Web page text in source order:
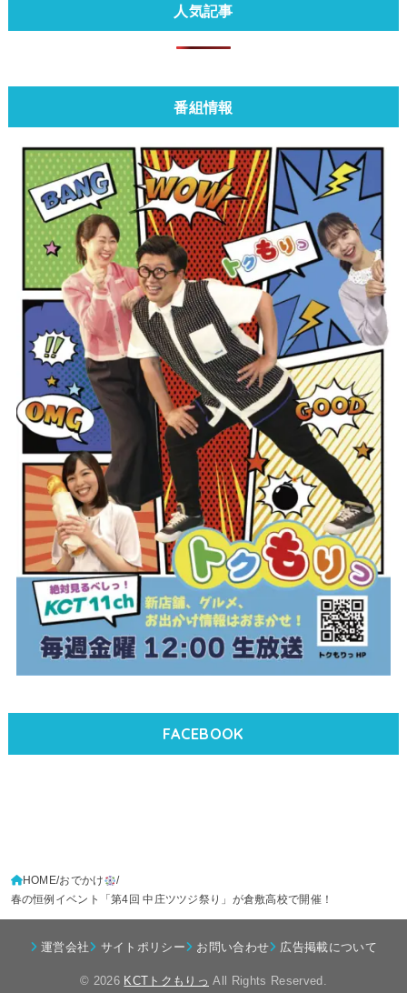
人気記事
番組情報
FACEBOOK
HOME おでかけ
春の恒例イベント「第4回 中庄ツツジ祭り」が倉敷高校で開催！
運営会社 サイトポリシー お問い合わせ 広告掲載について
© 2026 KCTトクもりっ All Rights Reserved.